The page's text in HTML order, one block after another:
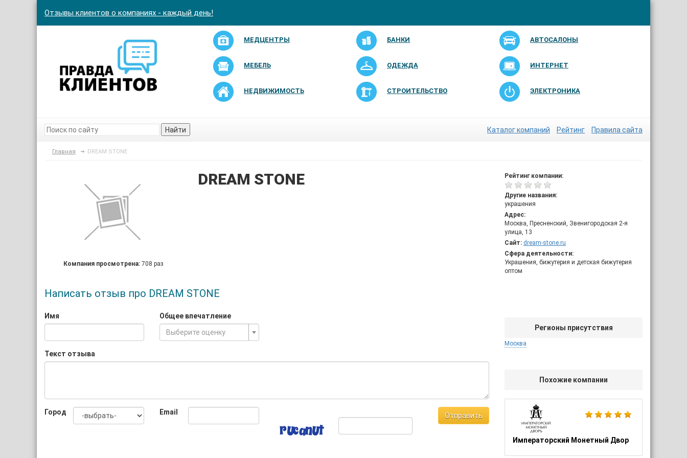
Отзывы клиентов о компаниях - каждый день!
МЕДЦЕНТРЫ БАНКИ АВТОСАЛОНЫ
МЕБЕЛЬ ОДЕЖДА ИНТЕРНЕТ
НЕДВИЖИМОСТЬ СТРОИТЕЛЬСТВО ЭЛЕКТРОНИКА
Найти Каталог компаний Рейтинг Правила сайта
Главная DREAM STONE
Рейтинг компании:
Другие названия:
украшения
Адрес:
Москва, Пресненский, Звенигородская 2-я
улица, 13
Сайт: dream-stone.ru
Сфера деятельности:
Украшения, бижутерия и детская бижутерия
оптом
Регионы присутствия
Москва
Похожие компании
Императорский Монетный Двор
Компания просмотрена: 708 раз
DREAM STONE
Написать отзыв про DREAM STONE
Имя
Общее впечатление
Выберите оценку
Текст отзыва
Город Email Отправить